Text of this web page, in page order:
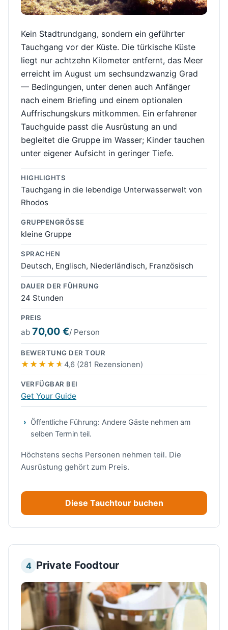
Kein Stadtrundgang, sondern ein geführter
Tauchgang vor der Küste. Die türkische Küste
liegt nur achtzehn Kilometer entfernt, das Meer
erreicht im August um sechsundzwanzig Grad
— Bedingungen, unter denen auch Anfänger
nach einem Briefing und einem optionalen
Auffrischungskurs mitkommen. Ein erfahrener
Tauchguide passt die Ausrüstung an und
begleitet die Gruppe im Wasser; Kinder tauchen
unter eigener Aufsicht in geringer Tiefe.
HIGHLIGHTS
Tauchgang in die lebendige Unterwasserwelt von
Rhodos
GRUPPENGRÖSSE
kleine Gruppe
SPRACHEN
Deutsch, Englisch, Niederländisch, Französisch
DAUER DER FÜHRUNG
24 Stunden
PREIS
ab 70,00 €/ Person
BEWERTUNG DER TOUR
4,6 (281 Rezensionen)
VERFÜGBAR BEI
Get Your Guide
Öffentliche Führung: Andere Gäste nehmen am
selben Termin teil.
Höchstens sechs Personen nehmen teil. Die
Ausrüstung gehört zum Preis.
Diese Tauchtour buchen
4 Private Foodtour